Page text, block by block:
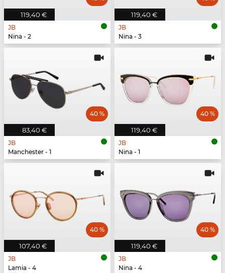
119,40 €
JB
Nina - 2
119,40 €
JB
Nina - 3
83,40 €
40 %
JB
Manchester - 1
119,40 €
40 %
JB
Nina - 1
107,40 €
40 %
JB
Lamia - 4
119,40 €
40 %
JB
Nina - 4